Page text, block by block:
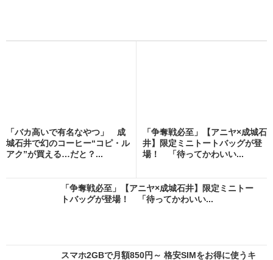
「バカ高いで有名なやつ」 成
城石井で幻のコーヒー“コピ・ル
アク”が買える…だと？...
「争奪戦必至」【アニヤ×成城石
井】限定ミニトートバッグが登
場！ 「待ってかわいい...
「争奪戦必至」【アニヤ×成城石井】限定ミニトー
トバッグが登場！ 「待ってかわいい...
スマホ2GBで月額850円～ 格安SIMをお得に使うキ